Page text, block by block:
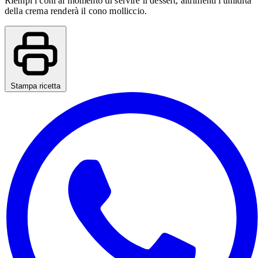
della crema renderà il cono molliccio.
Stampa ricetta